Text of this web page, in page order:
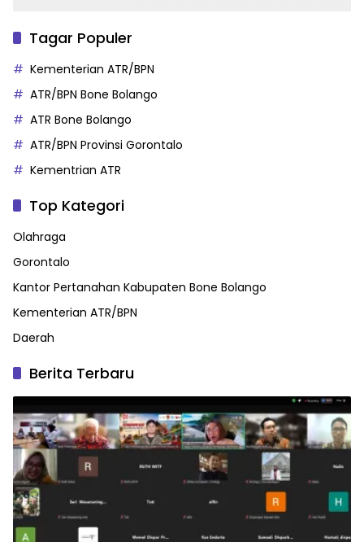
Tagar Populer
Kementerian ATR/BPN
ATR/BPN Bone Bolango
ATR Bone Bolango
ATR/BPN Provinsi Gorontalo
Kementrian ATR
Top Kategori
Olahraga
Gorontalo
Kantor Pertanahan Kabupaten Bone Bolango
Kementerian ATR/BPN
Daerah
Berita Terbaru